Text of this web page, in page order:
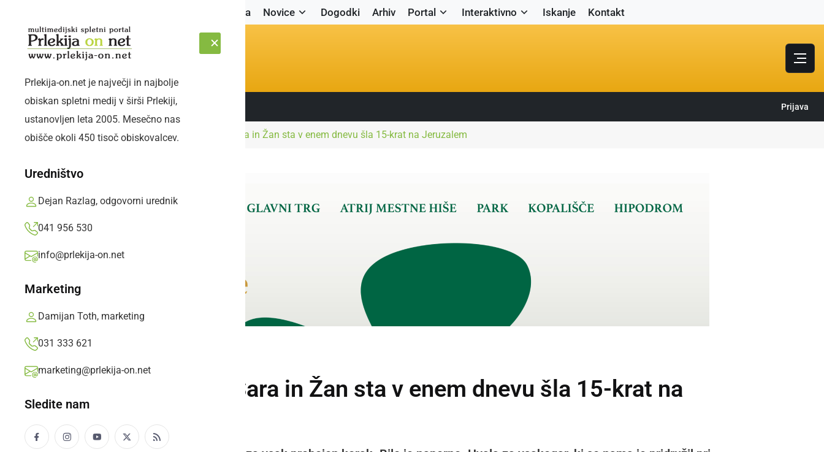
Naslovnica Novice Dogodki Arhiv Portal Interaktivno Iskanje Kontakt
ČETRTEK, 6. AVGUST 2026 Sledite nam: Prijava
Prlekija-on.net je največji in najbolje
obiskan spletni medij v širši Prlekiji,
ustanovljen leta 2005. Mesečno nas
obišče okoli 450 tisoč obiskovalcev.
Uredništvo
Dejan Razlag, odgovorni urednik
041 956 530
info@prlekija-on.net
Marketing
Damijan Toth, marketing
031 333 621
marketing@prlekija-on.net
Sledite nam
Naslovnica Družabno19 ur in 90 km: Sara in Žan sta v enem dnevu šla 15-krat na Jeruzalem
19 ur in 90 km: Sara in Žan sta v enem dnevu šla 15-krat na
Jeruzalem